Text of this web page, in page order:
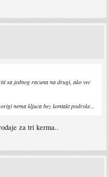
sa jednog racuna na drugi, ako vec
nema kljuca bez kontakt podrske...
za tri kerma..